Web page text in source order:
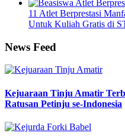
11 Atlet Berprestasi
Untuk Kuliah Gratis di
News Feed
Kejuaraan Tinju Amatir
Ratusan Petinju se-Indonesia